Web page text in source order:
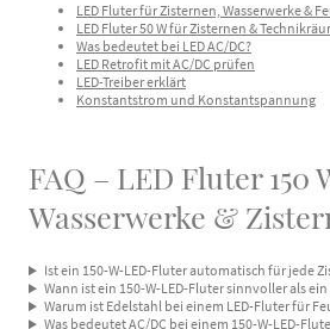
LED Fluter für Zisternen, Wasserwerke &
LED Fluter 50 W für Zisternen &
Was bedeutet bei LED AC/DC?
LED Retrofit mit AC/DC prüfen
LED-Treiber erklärt
Konstantstrom und Konstantspannung
FAQ – LED Fluter 150
Wasserwerke &
Ist ein 150-W-LED-Fluter automatisch für jede
Wann ist ein 150-W-LED-Fluter sinnvoller als
Warum ist Edelstahl bei einem LED-Fluter für
Was bedeutet AC/DC bei einem 150-W-LED-